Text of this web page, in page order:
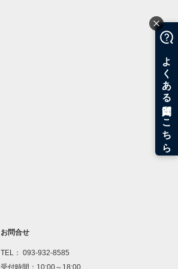
お問合せ
TEL： 093-932-8585
受付時間：10:00～18:00